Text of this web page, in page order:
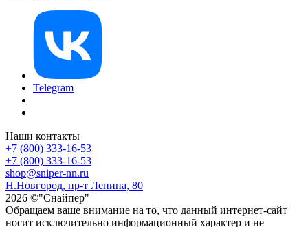
Telegram
Наши контакты
+7 (800) 333-16-53
+7 (800) 333-16-53
shop@sniper-nn.ru
Н.Новгород, пр-т Ленина, 80
2026 ©"Снайпер"
Обращаем ваше внимание на то, что данный интернет-сайт
носит исключительно информационный характер и не